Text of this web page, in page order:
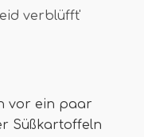
verblüfft'
vor ein paar
Süßkartoffeln